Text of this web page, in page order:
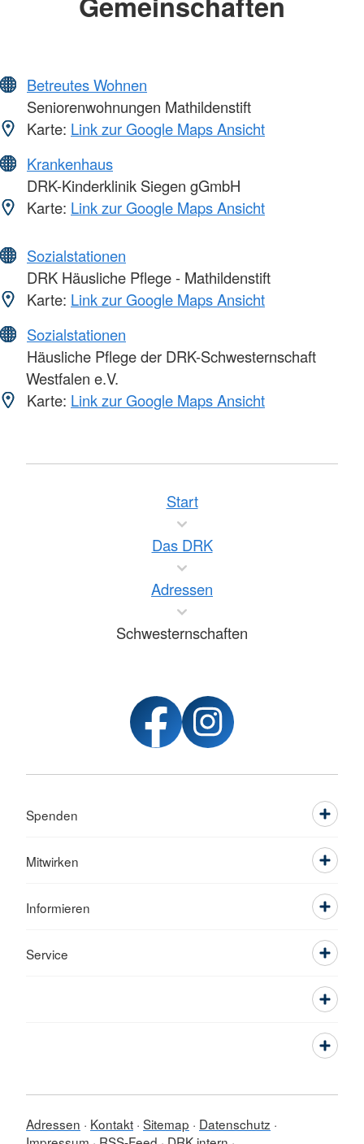
Betreutes Wohnen
Seniorenwohnungen Mathildenstift
Karte: Link zur Google Maps Ansicht
Krankenhaus
DRK-Kinderklinik Siegen gGmbH
Karte: Link zur Google Maps Ansicht
Sozialstationen
DRK Häusliche Pflege - Mathildenstift
Karte: Link zur Google Maps Ansicht
Sozialstationen
Häusliche Pflege der DRK-Schwesternschaft
Westfalen e.V.
Karte: Link zur Google Maps Ansicht
Start
Das DRK
Adressen
Schwesternschaften
Spenden
Mitwirken
Informieren
Service
Adressen Kontakt Sitemap
Datenschutz